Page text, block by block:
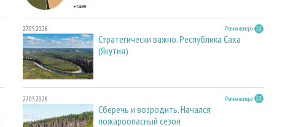
27.05.2026 Регион номера
Стратегически важно. Республика Саха
(Якутия)
27.05.2026 Регион номера
Сберечь и возродить. Начался
пожароопасный сезон